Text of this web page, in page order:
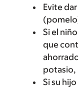
Evite
Si el
que
potasio,
Si su